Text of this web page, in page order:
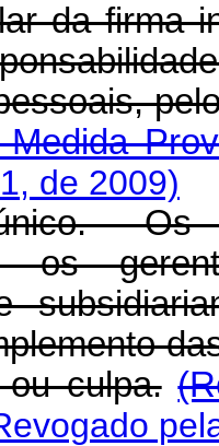
da firma
de 2009)
Os
os
culpa.